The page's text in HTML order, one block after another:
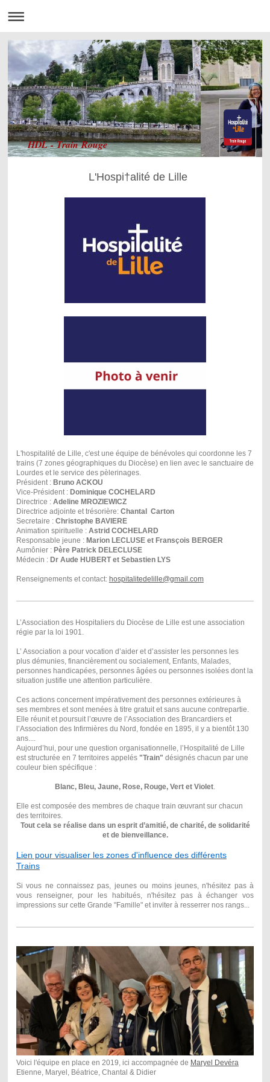
HDL - Train Rouge
L'Hospi†alité de Lille
L'hospitalité de Lille, c'est une équipe de bénévoles qui coordonne les 7
trains (7 zones géographiques du Diocèse) en lien avec le sanctuaire de
Lourdes et le service des pèlerinages.
Président : Bruno ACKOU
Vice-Président : Dominique COCHELARD
Directrice : Adeline MROZIEWICZ
Directrice adjointe et trésorière: Chantal Carton
Secretaire : Christophe BAVIERE
Animation spirituelle : Astrid COCHELARD
Responsable jeune : Marion LECLUSE et Fransçois BERGER
Aumônier : Père Patrick DELECLUSE
Médecin : Dr Aude HUBERT et Sebastien LYS
Renseignements et contact: hospitalitedelille@gmail.com
L’Association des Hospitaliers du Diocèse de Lille est une association
régie par la loi 1901.
L’ Association a pour vocation d’aider et d’assister les personnes les
plus démunies, financièrement ou socialement, Enfants, Malades,
personnes handicapées, personnes âgées ou personnes isolées dont la
situation justifie une attention particulière.
Ces actions concernent impérativement des personnes extérieures à
ses membres et sont menées à titre gratuit et sans aucune contrepartie.
Elle réunit et poursuit l’œuvre de l’Association des Brancardiers et
l’Association des Infirmières du Nord, fondée en 1895, il y a bientôt 130
ans....
Aujourd’hui, pour une question organisationnelle, l’Hospitalité de Lille
est structurée en 7 territoires appelés "Train" désignés chacun par une
couleur bien spécifique :
Blanc, Bleu, Jaune, Rose, Rouge, Vert et Violet.
Elle est composée des membres de chaque train œuvrant sur chacun
des territoires.
Tout cela se réalise dans un esprit d’amitié, de charité, de solidarité
et de bienveillance.
Lien pour visualiser les zones d'influence des différents
Trains
Si vous ne connaissez pas, jeunes ou moins jeunes, n'hésitez pas à
vous renseigner,pour les habitués, n'hésitez pas à échanger vos
impressions sur cette Grande "Famille" et inviter à resserrer nos rangs...
Voici l'équipe en place en 2019, ici accompagnée de Maryel Devéra
Etienne, Maryel, Béatrice, Chantal & Didier